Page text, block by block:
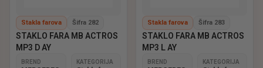
Stakla farova Šifra 282
STAKLO FARA MB ACTROS
MP3 D AY
BREND KATEGORIJA
Stakla farova Šifra 283
STAKLO FARA MB ACTROS
MP3 L AY
BREND KATEGORIJA